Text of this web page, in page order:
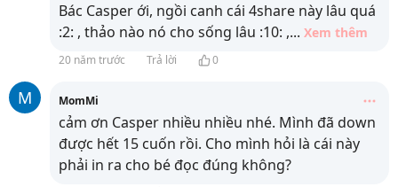
Bác Casper ới, ngồi canh cái 4share này lâu quá
:2: , thảo nào nó cho sống lâu :10: ,... Xem thêm
20 năm trước Trả lời 0
M MomMi
cảm ơn Casper nhiều nhiều nhé. Mình đã down
được hết 15 cuốn rồi. Cho mình hỏi là cái này
phải in ra cho bé đọc đúng không?